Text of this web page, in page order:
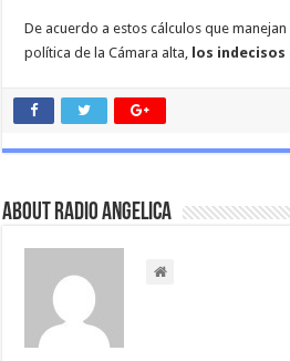
De acuerdo a estos cálculos que
política de la Cámara alta, los indecisos
About Radio Angelica